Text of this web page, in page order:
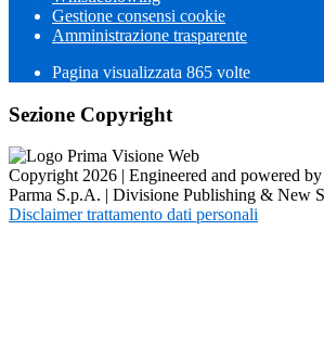
Gestione consensi cookie
Amministrazione trasparente
Pagina visualizzata 865 volte
Sezione Copyright
Copyright 2026 | Engineered and powered
Parma S.p.A. | Divisione Publishing & New
Disclaimer trattamento dati personali